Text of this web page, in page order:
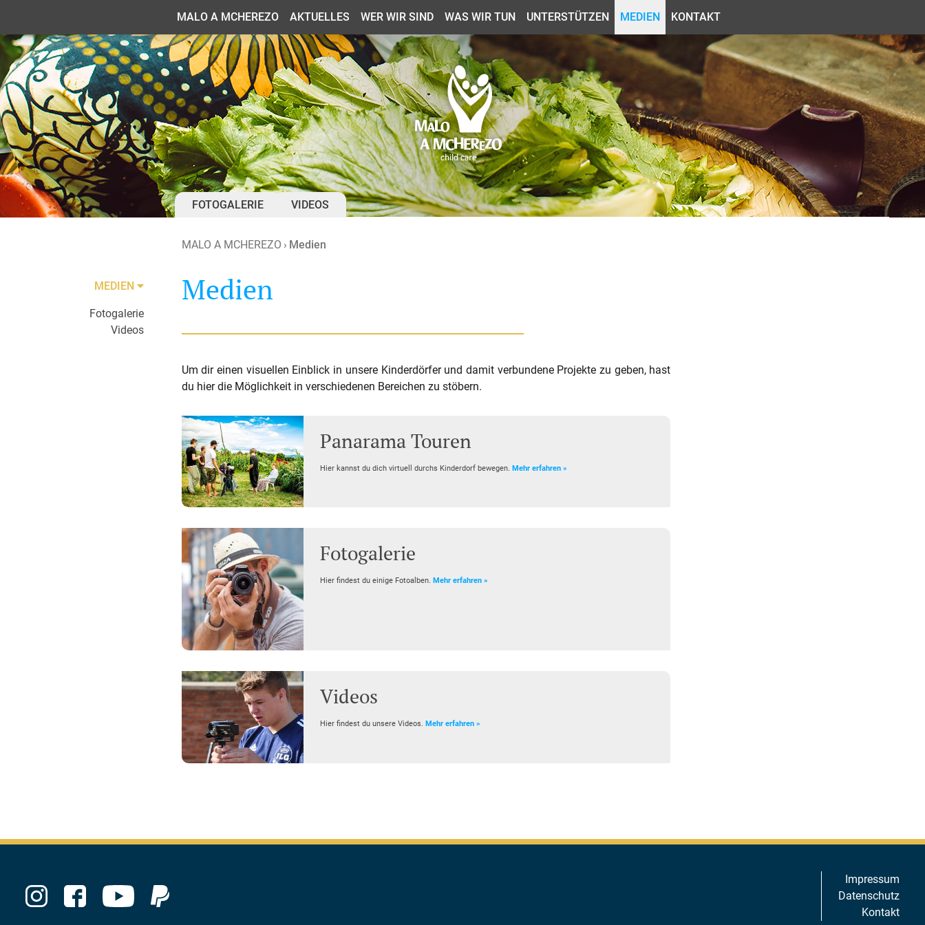
MALO A MCHEREZO AKTUELLES WER WIR SIND WAS WIR TUN UNTERSTÜTZEN MEDIEN KONTAKT
FOTOGALERIE VIDEOS
MALO A MCHEREZO Medien
MEDIEN
Fotogalerie
Videos
Medien
Um dir einen visuellen Einblick in unsere Kinderdörfer und damit verbundene Projekte zu geben, hast
du hier die Möglichkeit in verschiedenen Bereichen zu stöbern.
Panarama Touren
Hier kannst du dich virtuell durchs Kinderdorf bewegen.Mehr erfahren »
Fotogalerie
Hier findest du einige Fotoalben. Mehr erfahren »
Videos
Hier findest du unsere Videos. Mehr erfahren »
Impressum
Datenschutz
Kontakt